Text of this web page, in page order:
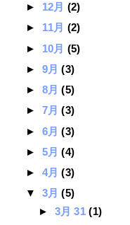
► 12月 (2)
► 11月 (2)
► 10月 (5)
► 9月(3)
► 8月(5)
► 7月(3)
► 6月(3)
► 5月(4)
► 4月(3)
▼ 3月(5)
► 3月 31(1)